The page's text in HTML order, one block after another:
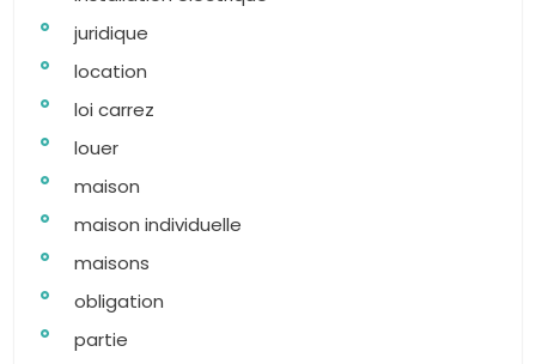
juridique
location
loi carrez
louer
maison
maison individuelle
maisons
obligation
partie